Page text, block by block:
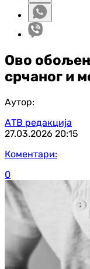
Ово
срчаног и
Аутор:
АТВ редакција
27.03.2026 20:15
Коментари:
0